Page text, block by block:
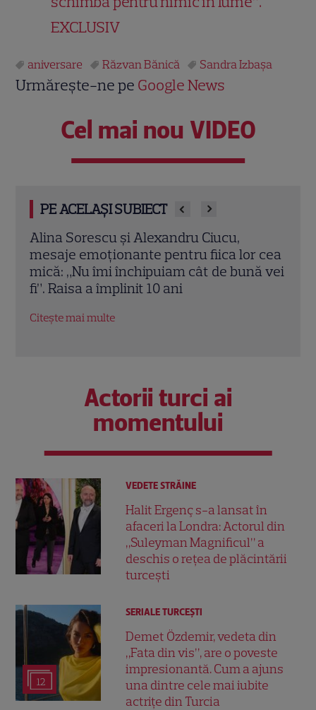
EXCLUSIV
aniversare Răzvan Bănică Sandra Izbaşa
Urmărește-ne pe Google News
Cel mai nou VIDEO
PE ACELAȘI SUBIECT
Alina Sorescu și Alexandru Ciucu,
mesaje emoționante pentru fiica lor cea
mică: „Nu îmi închipuiam cât de bună vei
fi”. Raisa a împlinit 10 ani
Citește mai multe
Actorii turci ai
momentului
VEDETE STRĂINE
Halit Ergenç s-a lansat în
afaceri la Londra: Actorul din
„Suleyman Magnificul” a
deschis o rețea de plăcintării
turcești
12
SERIALE TURCEŞTI
Demet Özdemir, vedeta din
„Fata din vis”, are o poveste
impresionantă. Cum a ajuns
una dintre cele mai iubite
actrițe din Turcia